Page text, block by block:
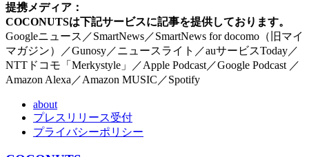
提携メディア：
COCONUTSは下記サービスに記事を提供しております。
Googleニュース／SmartNews／SmartNews for docomo（旧マイ
マガジン）／Gunosy／ニュースライト／auサービスToday／
NTTドコモ「Merkystyle」／Apple Podcast／Google Podcast ／
Amazon Alexa／Amazon MUSIC／Spotify
about
プレスリリース受付
プライバシーポリシー